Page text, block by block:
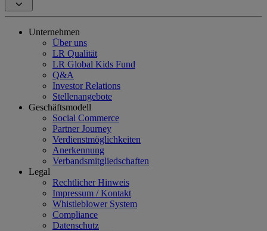
Unternehmen
Über uns
LR Qualität
LR Global Kids Fund
Q&A
Investor Relations
Stellenangebote
Geschäftsmodell
Social Commerce
Partner Journey
Verdienstmöglichkeiten
Anerkennung
Verbandsmitgliedschaften
Legal
Rechtlicher Hinweis
Impressum / Kontakt
Whistleblower System
Compliance
Datenschutz